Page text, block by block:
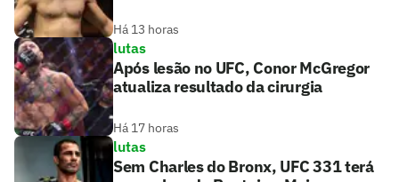
Há 13 horas
lutas
Após lesão no UFC, Conor McGregor
atualiza resultado da cirurgia
Há 17 horas
lutas
Sem Charles do Bronx, UFC 331 terá